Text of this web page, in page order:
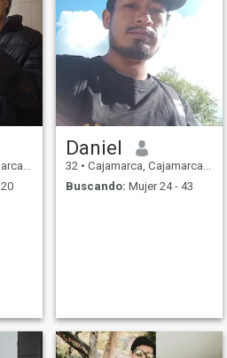
Perú
Daniel
32 • Cajamarca, Cajamarca, Perú
Buscando: Mujer 24 - 43